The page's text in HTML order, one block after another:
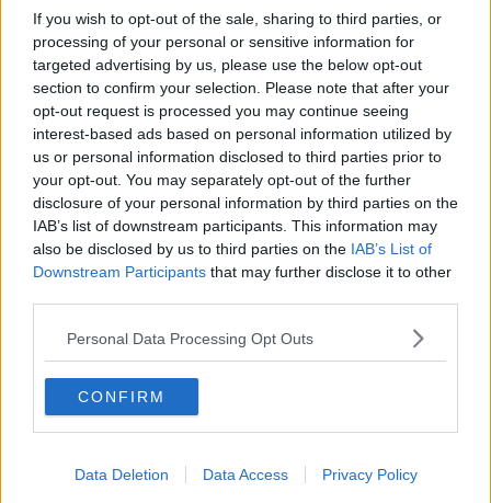
If you wish to opt-out of the sale, sharing to third parties, or
processing of your personal or sensitive information for
targeted advertising by us, please use the below opt-out
section to confirm your selection. Please note that after your
opt-out request is processed you may continue seeing
interest-based ads based on personal information utilized by
us or personal information disclosed to third parties prior to
your opt-out. You may separately opt-out of the further
disclosure of your personal information by third parties on the
IAB’s list of downstream participants. This information may
also be disclosed by us to third parties on the IAB’s List of
Downstream Participants that may further disclose it to other
Personal Data Processing Opt Outs
CONFIRM
Data Deletion Data Access Privacy Policy
​I soliti noti
Arie
​Vaccine Easing
No profit
Dragonheart
Con-ter?
​Con-te
Coincidenze e crisi
L'amico
​L’anno del vaccino
Giulio Regeni
​Il rosario
Paolo Rossi
​Ancora Covid
​Biden!
In memoria
​Ancora Francesco
Rieccoci
Francesco